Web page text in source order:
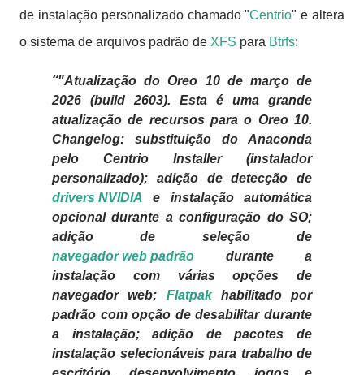
de instalação personalizado chamado "Centrio" e altera
o sistema de arquivos padrão de XFS para Btrfs:
"Atualização do Oreo 10 de março de
2026 (build 2603). Esta é uma grande
atualização de recursos para o Oreo 10.
Changelog: substituição do Anaconda
pelo Centrio Installer (instalador
personalizado); adição de detecção de
drivers NVIDIA e instalação automática
opcional durante a configuração do SO;
adição de seleção de
navegador web padrão durante a
instalação com várias opções de
navegador web; Flatpakhabilitado por
padrão com opção de desabilitar durante
a instalação; adição de pacotes de
instalação selecionáveis ​​para trabalho de